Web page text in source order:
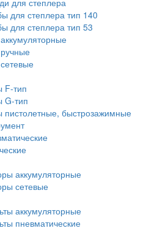
для степлера
для степлера тип 140
для степлера тип 53
F-тип
G-тип
пистолетные, быстрозажимные
аккумуляторные
сетевые
аккумуляторные
пневматические